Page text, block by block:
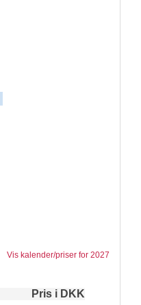
Vis kalender/priser for 2027
Pris i DKK